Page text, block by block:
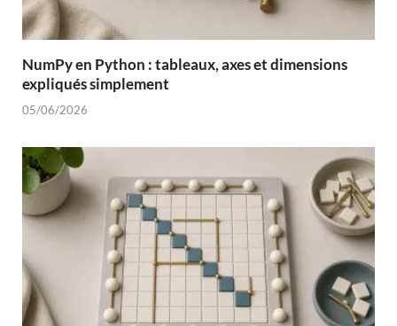
NumPy en Python : tableaux, axes et dimensions
expliqués simplement
05/06/2026